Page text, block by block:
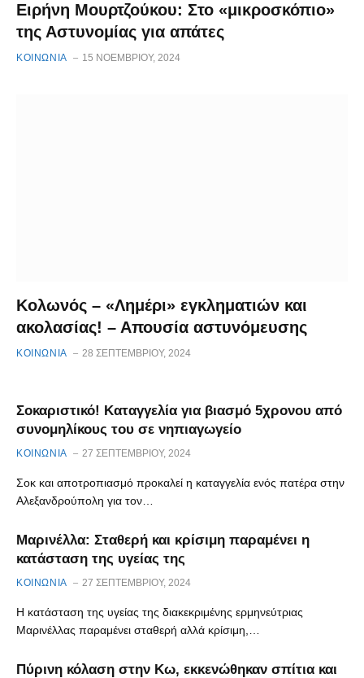
Ειρήνη Μουρτζούκου: Στο «μικροσκόπιο»
της Αστυνομίας για απάτες
ΚΟΙΝΩΝΙΑ 15 ΝΟΕΜΒΡΊΟΥ, 2024
Κολωνός – «Λημέρι» εγκληματιών και
ακολασίας! – Απουσία αστυνόμευσης
ΚΟΙΝΩΝΙΑ 28 ΣΕΠΤΕΜΒΡΊΟΥ, 2024
Σοκαριστικό! Καταγγελία για βιασμό 5χρονου από
συνομηλίκους του σε νηπιαγωγείο
ΚΟΙΝΩΝΙΑ 27 ΣΕΠΤΕΜΒΡΊΟΥ, 2024
Σοκ και αποτροπιασμό προκαλεί η καταγγελία ενός πατέρα στην
Αλεξανδρούπολη για τον…
Μαρινέλλα: Σταθερή και κρίσιμη παραμένει η
κατάσταση της υγείας της
ΚΟΙΝΩΝΙΑ 27 ΣΕΠΤΕΜΒΡΊΟΥ, 2024
Η κατάσταση της υγείας της διακεκριμένης ερμηνεύτριας
Μαρινέλλας παραμένει σταθερή αλλά κρίσιμη,…
Πύρινη κόλαση στην Κω, εκκενώθηκαν σπίτια και